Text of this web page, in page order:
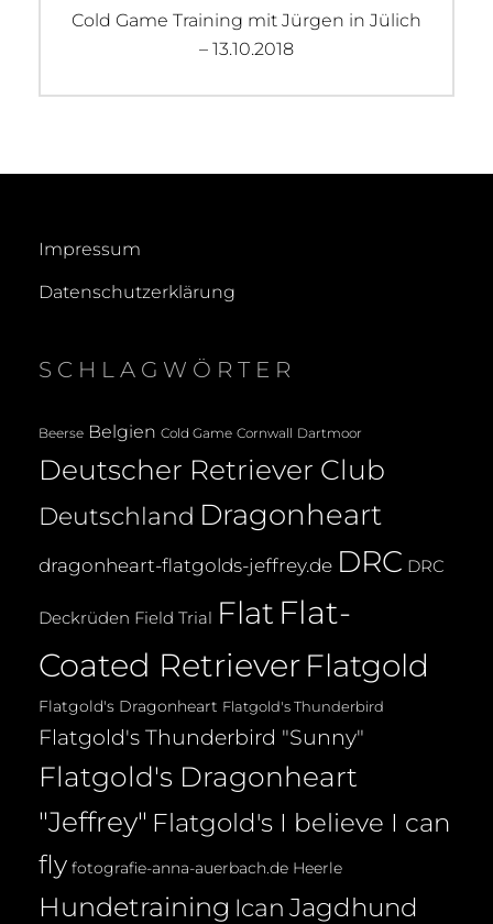
Previous
Cold Game Training mit Jürgen in Jülich
– 13.10.2018
Impressum
Datenschutzerklärung
SCHLAGWÖRTER
Beerse Belgien Cold Game Cornwall Dartmoor
Deutscher Retriever Club
Deutschland Dragonheart
dragonheart-flatgolds-jeffrey.de DRC DRC
Deckrüden Field Trial Flat Flat-
Coated Retriever Flatgold
Flatgold's Dragonheart Flatgold's Thunderbird
Flatgold's Thunderbird "Sunny"
Flatgold's Dragonheart
"Jeffrey" Flatgold's I believe I can
fly fotografie-anna-auerbach.de Heerle
Hundetraining Ican Jagdhund